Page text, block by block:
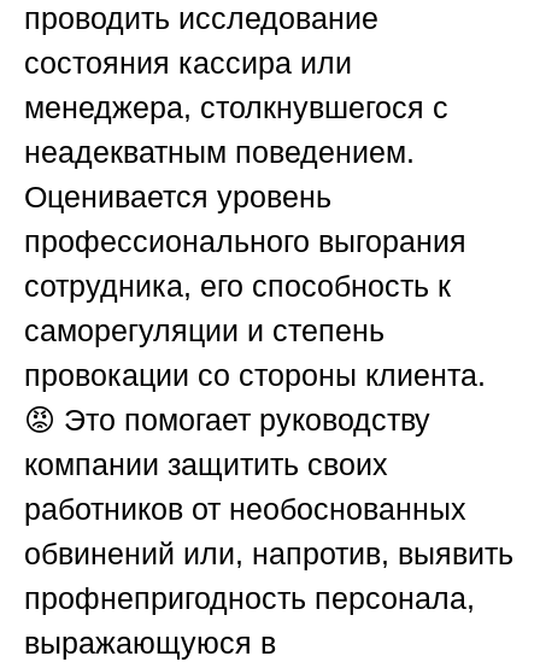
проводить исследование
состояния кассира или
менеджера, столкнувшегося с
неадекватным поведением.
Оценивается уровень
профессионального выгорания
сотрудника, его способность к
саморегуляции и степень
провокации со стороны клиента.
😡 Это помогает руководству
компании защитить своих
работников от необоснованных
обвинений или, напротив, выявить
профнепригодность персонала,
выражающуюся в